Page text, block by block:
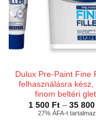
Dulux Pre-Paint Fine
felhasználásra kész,
finom beltéri
1 500 Ft – 35 800
27% ÁFA-t tartalmaz